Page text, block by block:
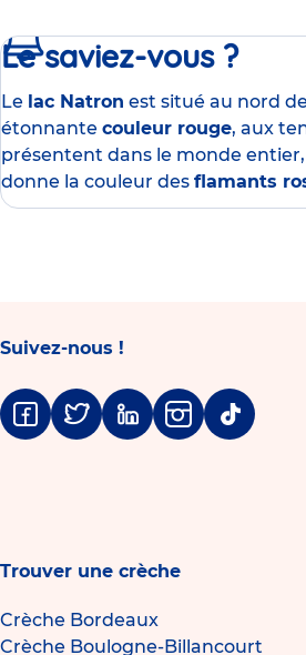
Le saviez-vous ?
Le lac Natron est situé au nord
étonnante couleur rouge, aux
présentent dans le monde
donne la couleur des flamants
Suivez-nous !
Facebook
TwitterLinkedinInstagram
Tiktok
Trouver une crèche
Crèche Bordeaux
Crèche Boulogne-Billancourt